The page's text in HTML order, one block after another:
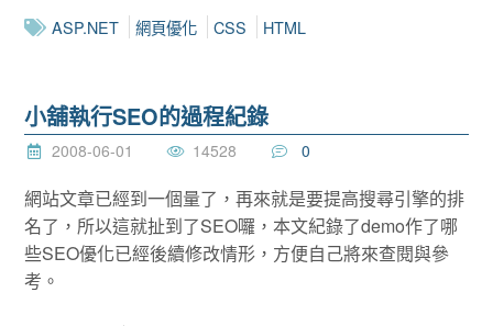
ASP.NET 網頁優化 CSS HTML
小舖執行SEO的過程紀錄
2008-06-01 14528 0
網站文章已經到一個量了，再來就是要提高搜尋引擎的排
名了，所以這就扯到了SEO囉，本文紀錄了demo作了哪
些SEO優化已經後續修改情形，方便自己將來查閱與參
考。